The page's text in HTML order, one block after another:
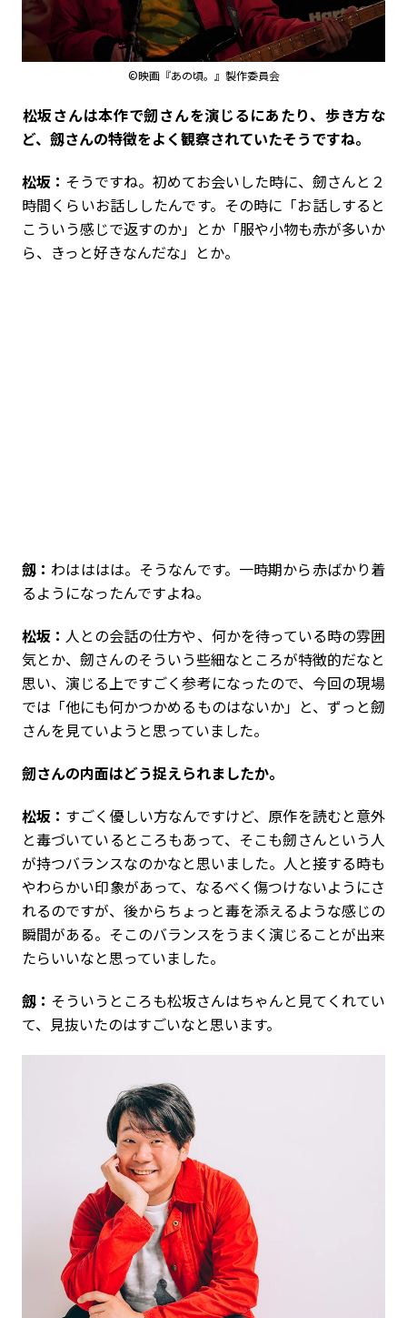
©映画『あの頃。』製作委員会
――松坂さんは本作で劒さんを演じるにあたり、歩き方な
ど、劔さんの特徴をよく観察されていたそうですね。
松坂： そうですね。初めてお会いした時に、劒さんと２
時間くらいお話ししたんです。その時に「お話しすると
こういう感じで返すのか」とか「服や小物も赤が多いか
ら、きっと好きなんだな」とか。
劔： わはははは。そうなんです。一時期から赤ばかり着
るようになったんですよね。
松坂： 人との会話の仕方や、何かを待っている時の雰囲
気とか、劒さんのそういう些細なところが特徴的だなと
思い、演じる上ですごく参考になったので、今回の現場
では「他にも何かつかめるものはないか」と、ずっと劒
さんを見ていようと思っていました。
――劒さんの内面はどう捉えられましたか。
松坂： すごく優しい方なんですけど、原作を読むと意外
と毒づいているところもあって、そこも劒さんという人
が持つバランスなのかなと思いました。人と接する時も
やわらかい印象があって、なるべく傷つけないようにさ
れるのですが、後からちょっと毒を添えるような感じの
瞬間がある。そこのバランスをうまく演じることが出来
たらいいなと思っていました。
劔： そういうところも松坂さんはちゃんと見てくれてい
て、見抜いたのはすごいなと思います。